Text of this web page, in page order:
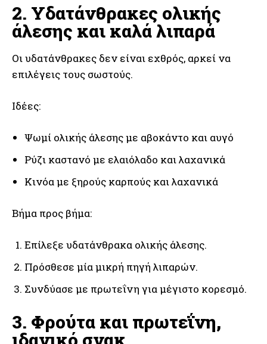
2. Υδατάνθρακες ολικής
άλεσης και καλά λιπαρά
Οι υδατάνθρακες δεν είναι εχθρός, αρκεί να
επιλέγεις τους σωστούς.
Ιδέες:
Ψωμί ολικής άλεσης με αβοκάντο και αυγό
Ρύζι καστανό με ελαιόλαδο και λαχανικά
Κινόα με ξηρούς καρπούς και λαχανικά
Βήμα προς βήμα:
Επίλεξε υδατάνθρακα ολικής άλεσης.
Πρόσθεσε μία μικρή πηγή λιπαρών.
Συνδύασε με πρωτεΐνη για μέγιστο κορεσμό.
3. Φρούτα και πρωτεΐνη,